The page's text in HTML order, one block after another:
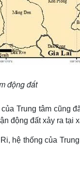
động đất
Trung tâm cũng
động đất xảy ra tại
hệ thống của